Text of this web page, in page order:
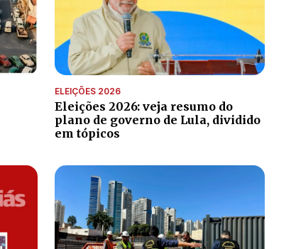
ELEIÇÕES 2026
Eleições 2026: veja resumo do
plano de governo de Lula, dividido
em tópicos